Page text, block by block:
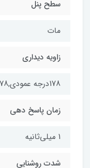
سطح پنل
مات
زاویه دیداری
178درجه عمودی,178درجه افقی
زمان پاسخ دهی
1 میلی‌ثانیه
شدت روشنایی